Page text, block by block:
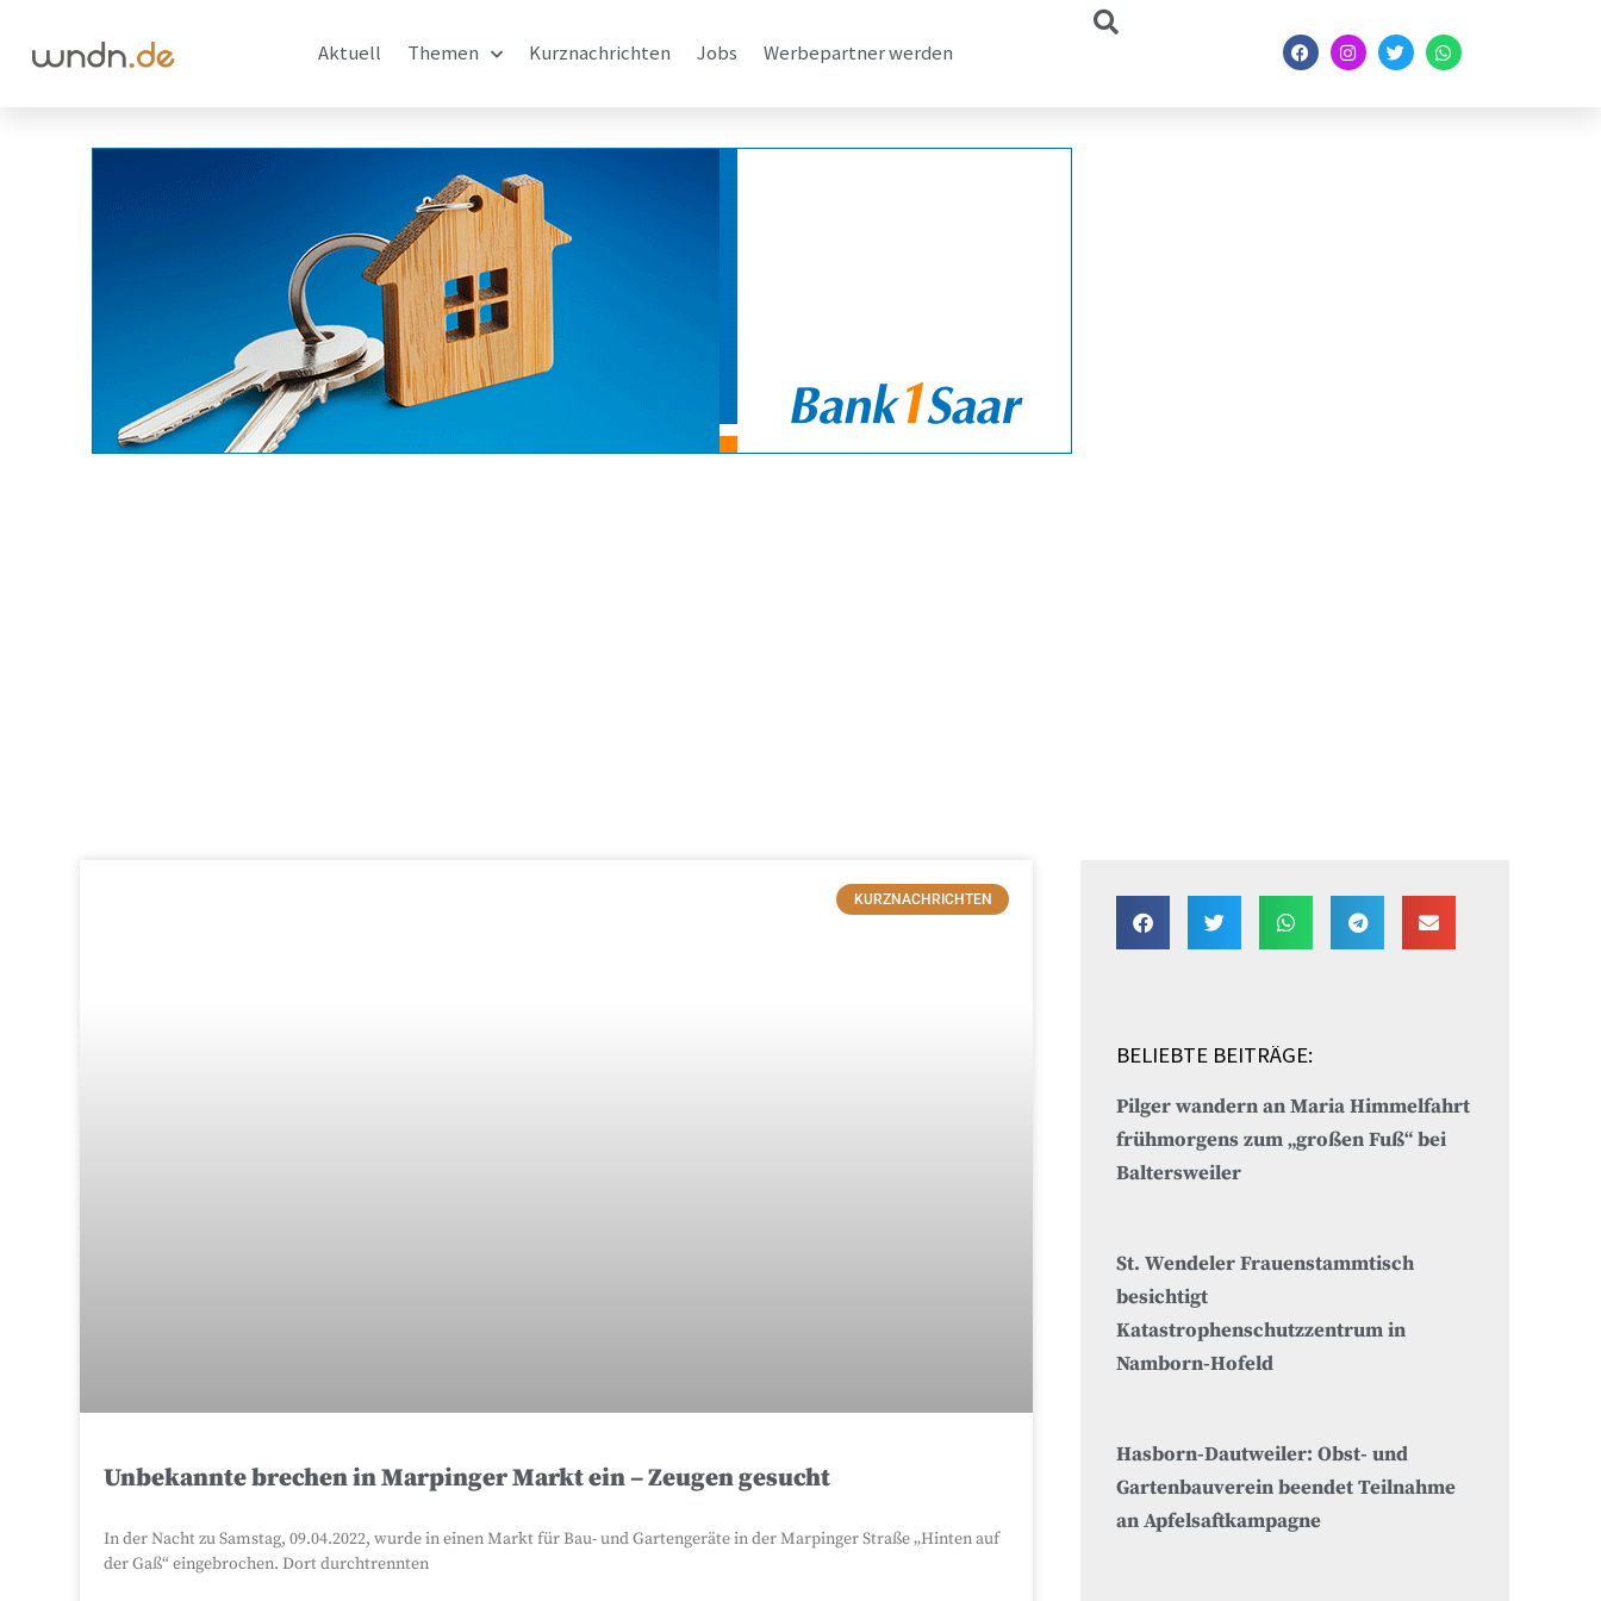
Aktuell Themen Kurznachrichten Jobs Werbepartner werden
KURZNACHRICHTEN
Unbekannte brechen in Marpinger Markt ein – Zeugen gesucht
In der Nacht zu Samstag, 09.04.2022, wurde in einen Markt für Bau- und Gartengeräte in der Marpinger Straße „Hinten auf
der Gaß“ eingebrochen. Dort durchtrennten
BELIEBTE BEITRÄGE:
Pilger wandern an Maria Himmelfahrt
frühmorgens zum „großen Fuß“ bei
Baltersweiler
St. Wendeler Frauenstammtisch
besichtigt
Katastrophenschutzzentrum in
Namborn-Hofeld
Hasborn-Dautweiler: Obst- und
Gartenbauverein beendet Teilnahme
an Apfelsaftkampagne